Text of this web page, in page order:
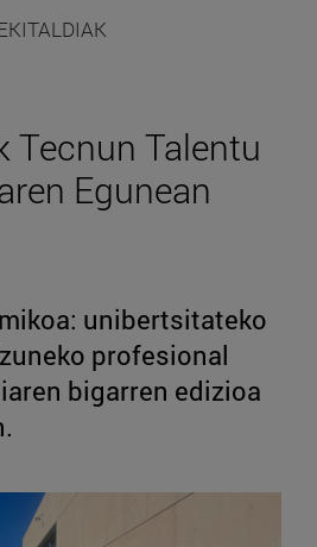
Tecnun Talentu
Egunean
unibertsitateko
profesional
bigarren edizioa